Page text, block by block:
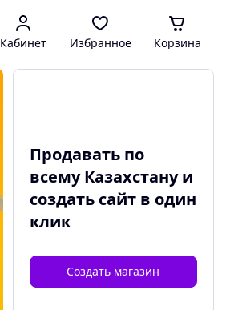
Кабинет Избранное Корзина
Продавать по
всему Казахстану и
создать сайтв один
клик
Создать магазин